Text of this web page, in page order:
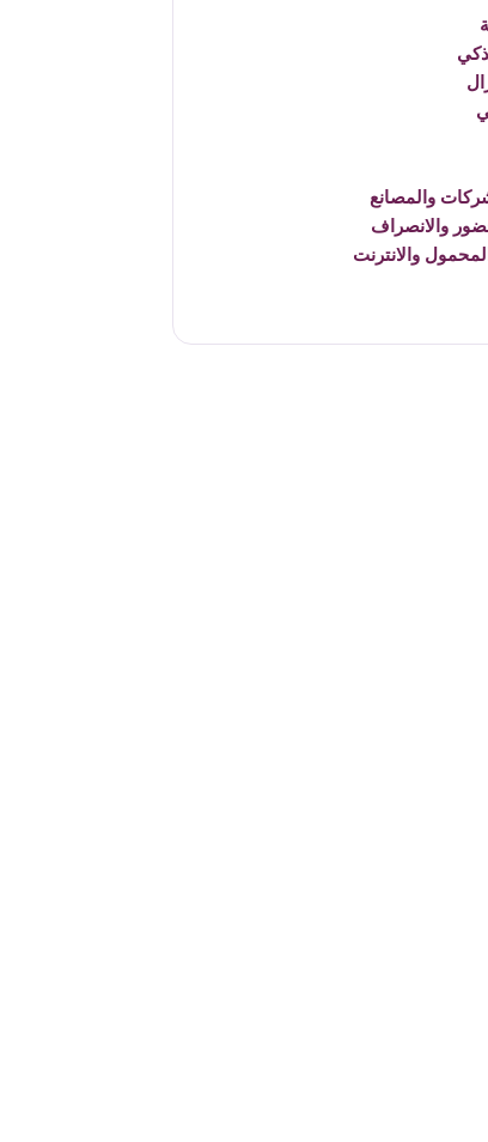
والمصانع
والانصراف
والانترنت